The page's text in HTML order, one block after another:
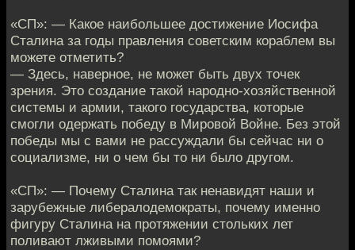
«СП»: — Какое наибольшее достижение Иосифа
Сталина за годы правления советским кораблем вы
можете отметить?
— Здесь, наверное, не может быть двух точек
зрения. Это создание такой народно-хозяйственной
системы и армии, такого государства, которые
смогли одержать победу в Мировой Войне. Без этой
победы мы с вами не рассуждали бы сейчас ни о
социализме, ни о чем бы то ни было другом.
«СП»: — Почему Сталина так ненавидят наши и
зарубежные либералодемократы, почему именно
фигуру Сталина на протяжении стольких лет
поливают лживыми помоями?